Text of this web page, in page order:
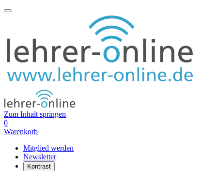
Zum Inhalt springen
0
Warenkorb
Mitglied werden
Newsletter
Kontrast